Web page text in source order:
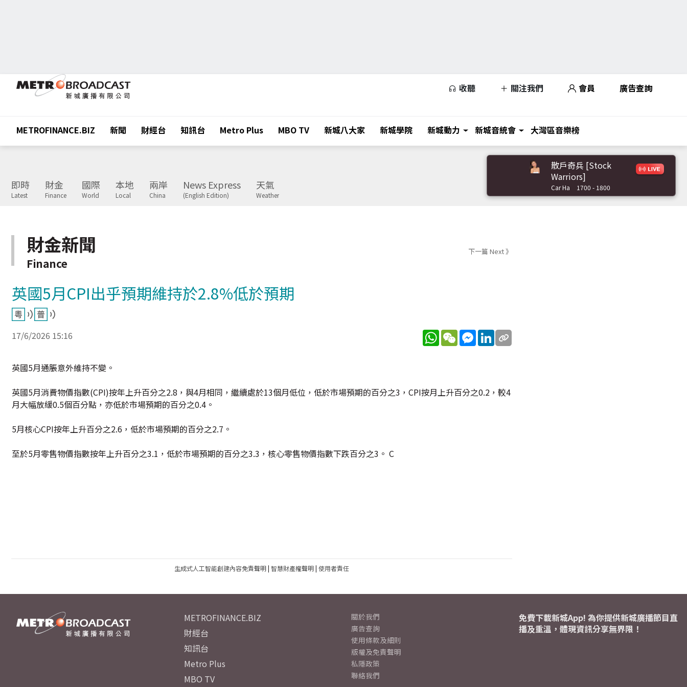
收聽 關注我們 會員 廣告查詢
METROFINANCE.BIZ 新聞 財經台 知訊台 Metro Plus MBO TV 新城八大家 新城學院 新城動力 新城音統會 大灣區音樂榜
即時
Latest
財金
Finance
國際
World
本地
Local
兩岸
China
News Express
(English Edition)
天氣
Weather
散戶奇兵 [Stock
Warriors]
Car Ha 1700 - 1800
財金新聞
Finance
下一篇 Next 》
英國5月CPI出乎預期維持於2.8%低於預期
17/6/2026 15:16 WhatsApp
WeChatMessenger
LinkedIn
英國5月通脹意外維持不變。
英國5月消費物價指數(CPI)按年上升百分之2.8，與4月相同，繼續處於13個月低位，低於市場預期的百分之3，CPI按月上升百分之0.2，較4
月大幅放緩0.5個百分點，亦低於市場預期的百分之0.4。
5月核心CPI按年上升百分之2.6，低於市場預期的百分之2.7。
至於5月零售物價指數按年上升百分之3.1，低於市場預期的百分之3.3，核心零售物價指數下跌百分之3。 C
生成式人工智能創建內容免責聲明| 智慧財產權聲明| 使用者責任
METROFINANCE.BIZ
財經台
知訊台
Metro Plus
MBO TV
關於我們
廣告查詢
使用條款及細則
版權及免責聲明
私隱政策
聯絡我們
免費下載新城App! 為你提供新城廣播節目直
播及重溫，體現資訊分享無界限！